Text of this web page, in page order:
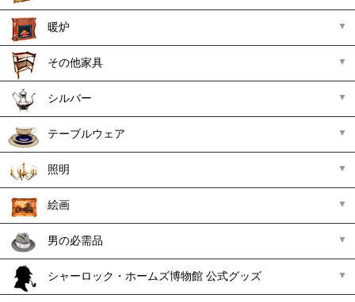
暖炉
その他家具
シルバー
テーブルウェア
照明
絵画
男の必需品
シャーロック・ホームズ博物館 公式グッズ